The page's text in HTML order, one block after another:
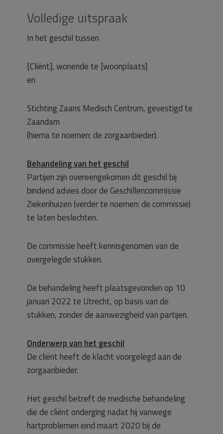
Volledige uitspraak
In het geschil tussen
[Cliënt], wonende te [woonplaats]
en
Stichting Zaans Medisch Centrum, gevestigd te
Zaandam
(hierna te noemen: de zorgaanbieder).
Behandeling van het geschil
Partijen zijn overeengekomen dit geschil bij
bindend advies door de Geschillencommissie
Ziekenhuizen (verder te noemen: de commissie)
te laten beslechten.
De commissie heeft kennisgenomen van de
overgelegde stukken.
De behandeling heeft plaatsgevonden op 10
januari 2022 te Utrecht, op basis van de
stukken, zonder de aanwezigheid van partijen.
Onderwerp van het geschil
De cliënt heeft de klacht voorgelegd aan de
zorgaanbieder.
Het geschil betreft de medische behandeling
die de cliënt onderging nadat hij vanwege
hartproblemen eind maart 2020 bij de